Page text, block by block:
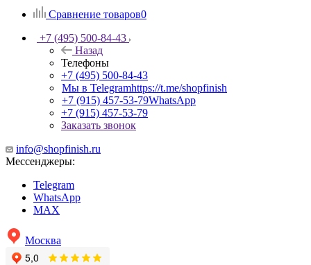
Сравнение товаров0
+7 (495) 500-84-43
Назад
Телефоны
+7 (495) 500-84-43
Мы в Telegramhttps://t.me/shopfinish
+7 (915) 457-53-79WhatsApp
+7 (915) 457-53-79
Заказать звонок
info@shopfinish.ru
Мессенджеры:
Telegram
WhatsApp
MAX
Москва